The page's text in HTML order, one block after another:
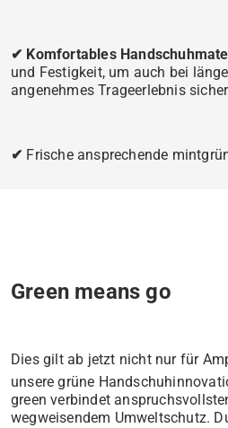
✔ Komfortables
und Festigkeit, um auch bei
angenehmes Trageerlebnis
✔ Frische ansprechende
Green means go
Dies gilt ab jetzt nicht nur für
unsere grüne
green verbindet
wegweisendem Umweltschutz.